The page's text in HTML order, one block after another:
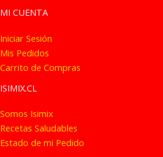
MI CUENTA
Iniciar Sesión
Mis Pedidos
Carrito de Compras
ISIMIX.CL
Somos Isimix
Recetas Saludables
Estado de mi Pedido